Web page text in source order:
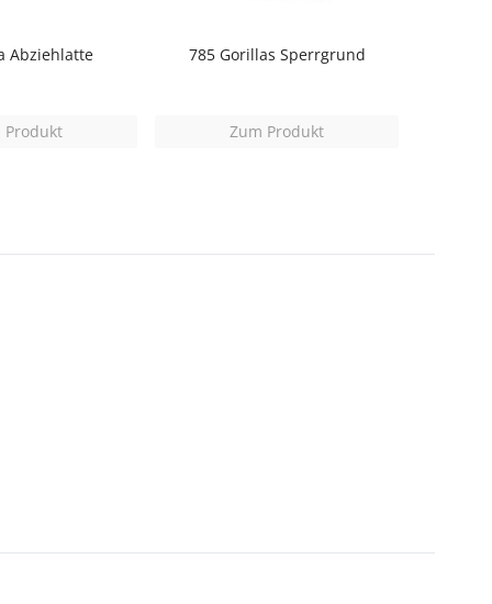
Abziehlatte
Produkt
785 Gorillas Sperrgrund
Zum Produkt